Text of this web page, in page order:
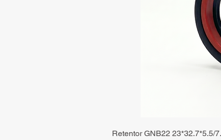
Retentor GNB22 23*32.7*5.5/